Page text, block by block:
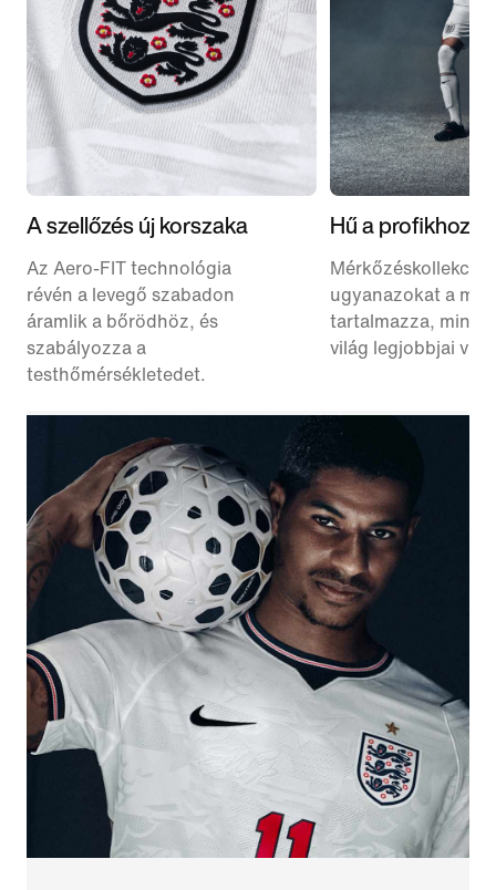
A szellőzés új korszaka
Az Aero-FIT technológia
révén a levegő szabadon
áramlik a bőrödhöz, és
szabályozza a
testhőmérsékletedet.
Hű a profikhoz
ugyanazokat a
tartalmazza, mint
világ legjobbjai